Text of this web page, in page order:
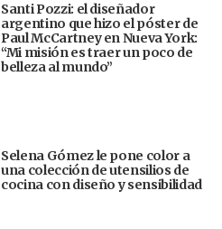
Santi Pozzi: el diseñador
argentino que hizo el póster de
Paul McCartney en Nueva York:
“Mi misión es traer un poco de
belleza al mundo”
Selena Gómez le pone color a
una colección de utensilios de
cocina con diseño y sensibilidad